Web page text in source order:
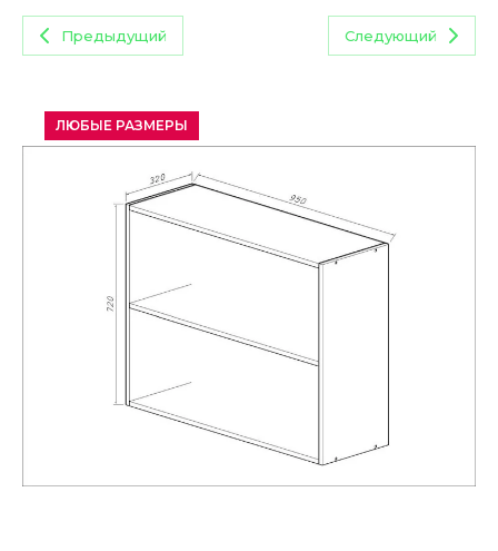
Предыдущий Следующий
ЛЮБЫЕ РАЗМЕРЫ